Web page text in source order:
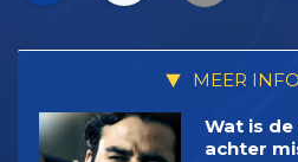
MEER
Wat is
achter